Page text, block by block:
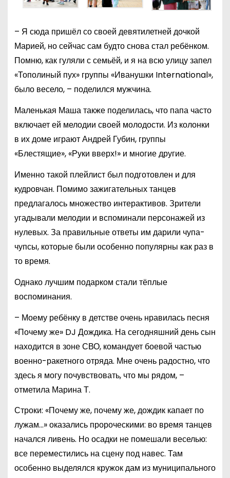
– Я сюда пришёл со своей девятилетней дочкой
Марией, но сейчас сам будто снова стал ребёнком.
Помню, как гуляли с семьёй, и я на всю улицу запел
«Тополиный пух» группы «Иванушки International»,
было весело, – поделился мужчина.
Маленькая Маша также поделилась, что папа часто
включает ей мелодии своей молодости. Из колонки
в их доме играют Андрей Губин, группы
«Блестящие», «Руки вверх!» и многие другие.
Именно такой плейлист был подготовлен и для
кудровчан. Помимо зажигательных танцев
предлагалось множество интерактивов. Зрители
угадывали мелодии и вспоминали персонажей из
нулевых. За правильные ответы им дарили чупа-
чупсы, которые были особенно популярны как раз в
то время.
Однако лучшим подарком стали тёплые
воспоминания.
– Моему ребёнку в детстве очень нравилась песня
«Почему же» DJ Дождика. На сегодняшний день сын
находится в зоне СВО, командует боевой частью
военно-ракетного отряда. Мне очень радостно, что
здесь я могу почувствовать, что мы рядом, –
отметила Марина Т.
Строки: «Почему же, почему же, дождик капает по
лужам…» оказались пророческими: во время танцев
начался ливень. Но осадки не помешали веселью:
все переместились на сцену под навес. Там
особенно выделялся кружок дам из муниципального